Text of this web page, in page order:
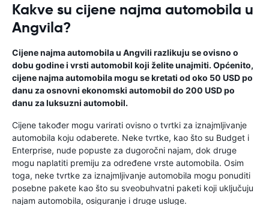
Kakve su cijene najma automobila u
Angvila?
Cijene najma automobila u Angvili razlikuju se ovisno o
dobu godine i vrsti automobil koji želite unajmiti. Općenito,
cijene najma automobila mogu se kretati od oko 50 USD po
danu za osnovni ekonomski automobil do 200 USD po
danu za luksuzni automobil.
Cijene također mogu varirati ovisno o tvrtki za iznajmljivanje
automobila koju odaberete. Neke tvrtke, kao što su Budget i
Enterprise, nude popuste za dugoročni najam, dok druge
mogu naplatiti premiju za određene vrste automobila. Osim
toga, neke tvrtke za iznajmljivanje automobila mogu ponuditi
posebne pakete kao što su sveobuhvatni paketi koji uključuju
najam automobila, osiguranje i druge usluge.